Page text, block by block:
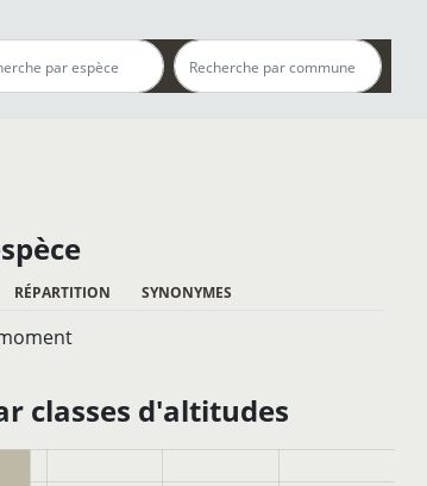
RÉPARTITION SYNONYMES
classes d'altitudes